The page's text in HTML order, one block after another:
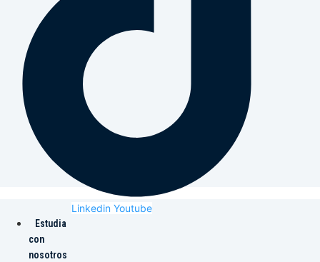
Linkedin Youtube
Estudia
con
nosotros